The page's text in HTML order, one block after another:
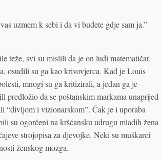
uzmem k sebi i da vi budete gdje sam ja.”
teže, svi su mislili da je on ludi matematičar.
osudili su ga kao krivovjerca. Kad je Louis
mnogi su ga kritizirali, a jedan ga je
da se poštanskim markama unaprijed
“divljom i vizionarskom”. Čak je i uporaba
su ogorčeni na kršćansku udrugu mladih žena
strojopisa za djevojke. Neki su muškarci
ženskog mozga.